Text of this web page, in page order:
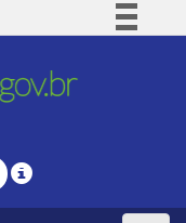
Comunica BR
Legislação